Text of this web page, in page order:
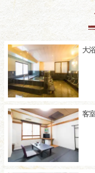
大
客